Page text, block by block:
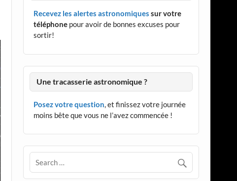
Recevez les alertes astronomiques sur votre
téléphonepour avoir de bonnes excuses pour
sortir!
Une tracasserie astronomique ?
Posez votre question, et finissez votre journée
moins bête que vous ne l’avez commencée !